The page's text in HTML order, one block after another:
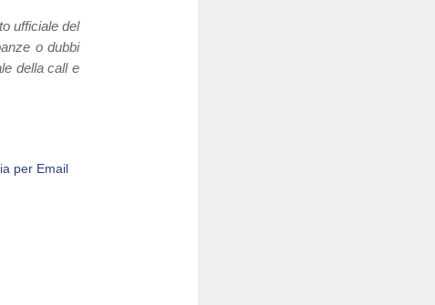
ufficiale del
o dubbi
della call e
per Email